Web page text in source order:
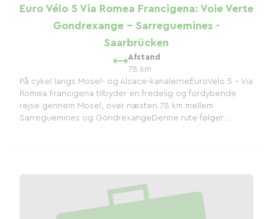
Euro Vélo 5 Via Romea Francigena: Voie Verte
Gondrexange - Sarreguemines -
Saarbrücken
Afstand
78 km
På cykel langs Mosel- og Alsace-kanalerneEuroVelo 5 - Via
Romea Francigena tilbyder en fredelig og fordybende
rejse gennem Mosel, over næsten 78 km mellem
Sarreguemines og GondrexangeDenne rute følger...